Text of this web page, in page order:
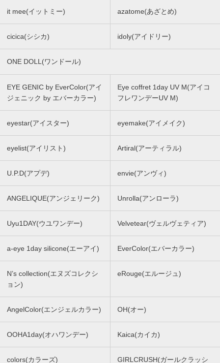
it mee(イットミー) azatome(あざとめ)
cicica(シシカ) idoly(アイドリー)
ONE DOLL(ワンドール)
EYE GENIC by EverColor(アイ
ジェニック by エバーカラー)
Eye coffret 1day UV M(アイコ
フレワンデーUV M)
eyestar(アイスター) eyemake(アイメイク)
eyelist(アイリスト) Artiral(アーティラル)
U.P.D(アプデ) envie(アンヴィ)
ANGELIQUE(アンジェリーク) Unrolla(アンローラ)
Uyu1DAY(ウユワンデー) Velvetear(ヴェルヴェティア)
a-eye 1day silicone(エーアイ) EverColor(エバーカラー)
N’s collection(エヌズコレクシ
ョン)
eRouge(エルージュ)
AngelColor(エンジェルカラー) OH(オー)
OOHA1day(オハワンデー) Kaica(カイカ)
colors(カラーズ)
GIRLCRUSH(ガールクラッシ